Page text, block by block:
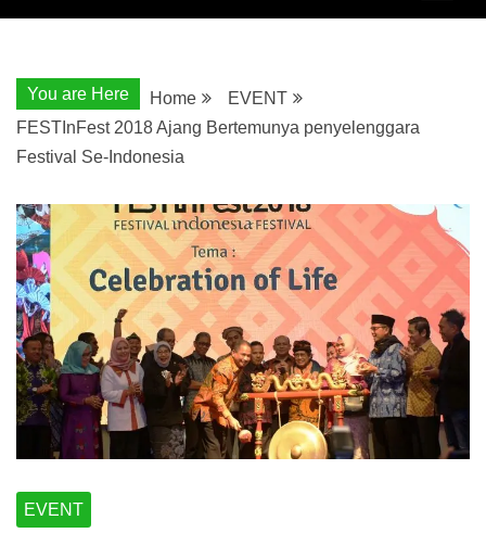
You are Here Home
EVENT
FESTInFest 2018 Ajang Bertemunya penyelenggara
Festival Se-Indonesia
EVENT